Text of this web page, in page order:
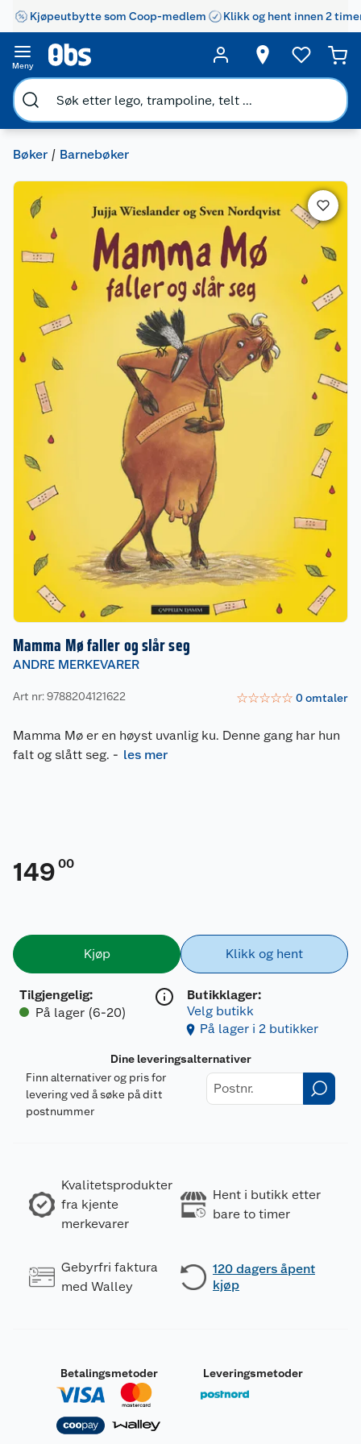
Kjøpeutbytte som Coop-medlem Klikk og hent innen 2
Meny
Bøker Barnebøker
Mamma Mø faller og slår seg
ANDRE MERKEVARER
Art nr: 9788204121622 ☆☆☆☆☆ 0omtaler
Mamma Mø er en høyst uvanlig ku. Denne gang har hun
falt og slått seg. - les mer
149 00
Kjøp
Tilgjengelig:
På lager (6-20)
Klikk og hent
Butikklager:
Velg butikk
På lager i 2 butikker
Dine leveringsalternativer
Finn alternativer og pris for
levering ved å søke på ditt
postnummer
Kvalitetsprodukter
fra kjente
merkevarer
Hent i butikk etter
bare to timer
Gebyrfri faktura
med Walley
120 dagers åpent
kjøp
Betalingsmetoder Leveringsmetoder